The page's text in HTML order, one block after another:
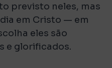
previsto neles, mas
em Cristo — em
eles são
e glorificados.